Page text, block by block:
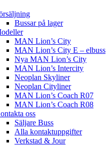
Bussar på lager
MAN Lion’s City
MAN Lion’s City E – elbuss
Nya MAN Lion’s City
MAN Lion’s Intercity
Neoplan Skyliner
Neoplan Cityliner
MAN Lion’s Coach R07
MAN Lion’s Coach R08
oss
Säljare Buss
Alla kontaktuppgifter
Verkstad & Jour